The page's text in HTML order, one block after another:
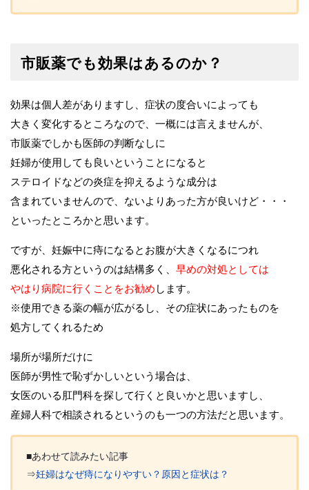
市販薬でも効果はあるのか？
効果は個人差がありますし、症状の度合いによっても
大きく変化するところなので、一概には言えませんが、
市販薬でしかも医師の判断なしに
妊婦が使用しても良いということになると
ステロイドなどの炎症を抑えるような成分は
含まれていませんので、ないよりあった方が良いけど・・・
といったところかと思います。
ですが、妊娠中に痔になるとお腹が大きくなるにつれ
悪化される方というのは結構多く、 早めの対処としては
やはり病院に行くことをお勧め します。
※使用できる薬の幅が広がるし、その症状にあったものを
処方してくれるため
場所が場所だけに
医師が男性で恥ずかしいという場合は、
女医のいる肛門科を探して行くと良いかと思いますし、
産婦人科で相談されるというのも一つの方法だと思います。
■あわせて読みたい記事
⇒妊婦はなぜ痔になりやすい？原因と症状は？